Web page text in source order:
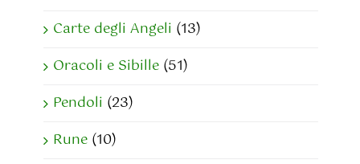
Carte degli Angeli (13)
Oracoli e Sibille (51)
Pendoli (23)
Rune (10)